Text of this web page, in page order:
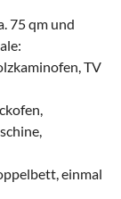
75 qm und
TV
einmal